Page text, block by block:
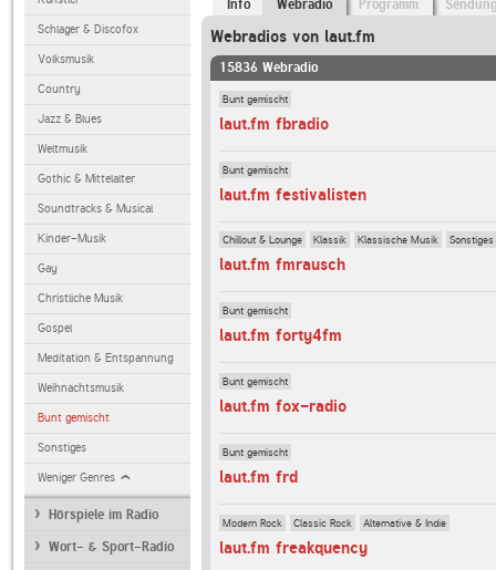
Schlager & Discofox
Volksmusik
Country
Jazz & Blues
Weltmusik
Gothic & Mittelalter
Soundtracks & Musical
Kinder-Musik
Gay
Christliche Musik
Gospel
Meditation & Entspannung
Weihnachtsmusik
Bunt gemischt
Sonstiges
Weniger Genres
Hörspiele im Radio
Wort- & Sport-Radio
Info Webradio Programm
Webradios von laut.fm
15836 Webradio
Bunt gemischt
laut.fm fbradio
Bunt gemischt
laut.fm festivalisten
Chillout & Lounge Klassik Klassische Musik Sonstiges
laut.fm fmrausch
Bunt gemischt
laut.fm forty4fm
Bunt gemischt
laut.fm fox-radio
Bunt gemischt
laut.fm frd
Modern Rock Classic Rock Alternative & Indie
laut.fm freakquency